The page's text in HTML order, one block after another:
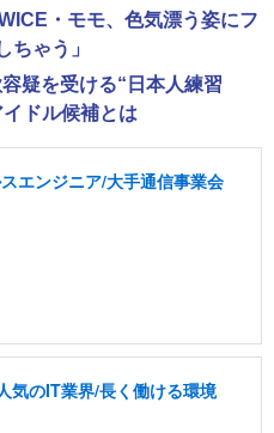
・モモ、色気漂う姿にフ
ちゃう」
疑を受ける“日本人練習
ドル候補とは
エンジニア/大手通信事業会
気のIT業界/長く働ける環境